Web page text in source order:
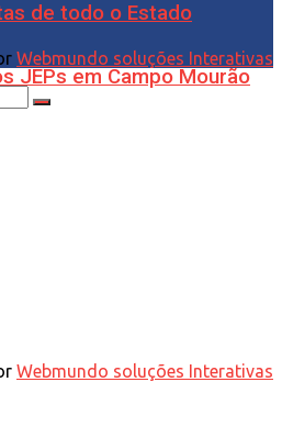
de todo o Estado
JEPs em Campo Mourão
Webmundo soluções Interativas
Webmundo soluções Interativas